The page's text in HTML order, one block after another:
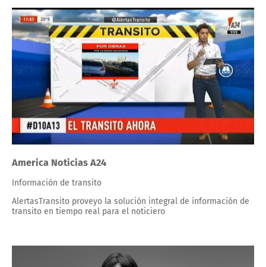
America Noticias A24
Información de transito
AlertasTransito proveyo la solución integral de información de
transito en tiempo real para el noticiero